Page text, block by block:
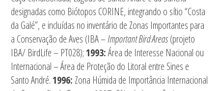
designadas como Biótopos CORINE, integrando o sítio “Costa
da Galé”, e incluídas no inventário de Zonas Importantes para
a Conservação de Aves (IBA –Important Bird Areas(projeto
IBA/ BirdLife – PT028);1993:Área de Interesse Nacional ou
Internacional – Área de Proteção do Litoral entre Sines e
Santo André.1996: Zona Húmida de Importância Internacional